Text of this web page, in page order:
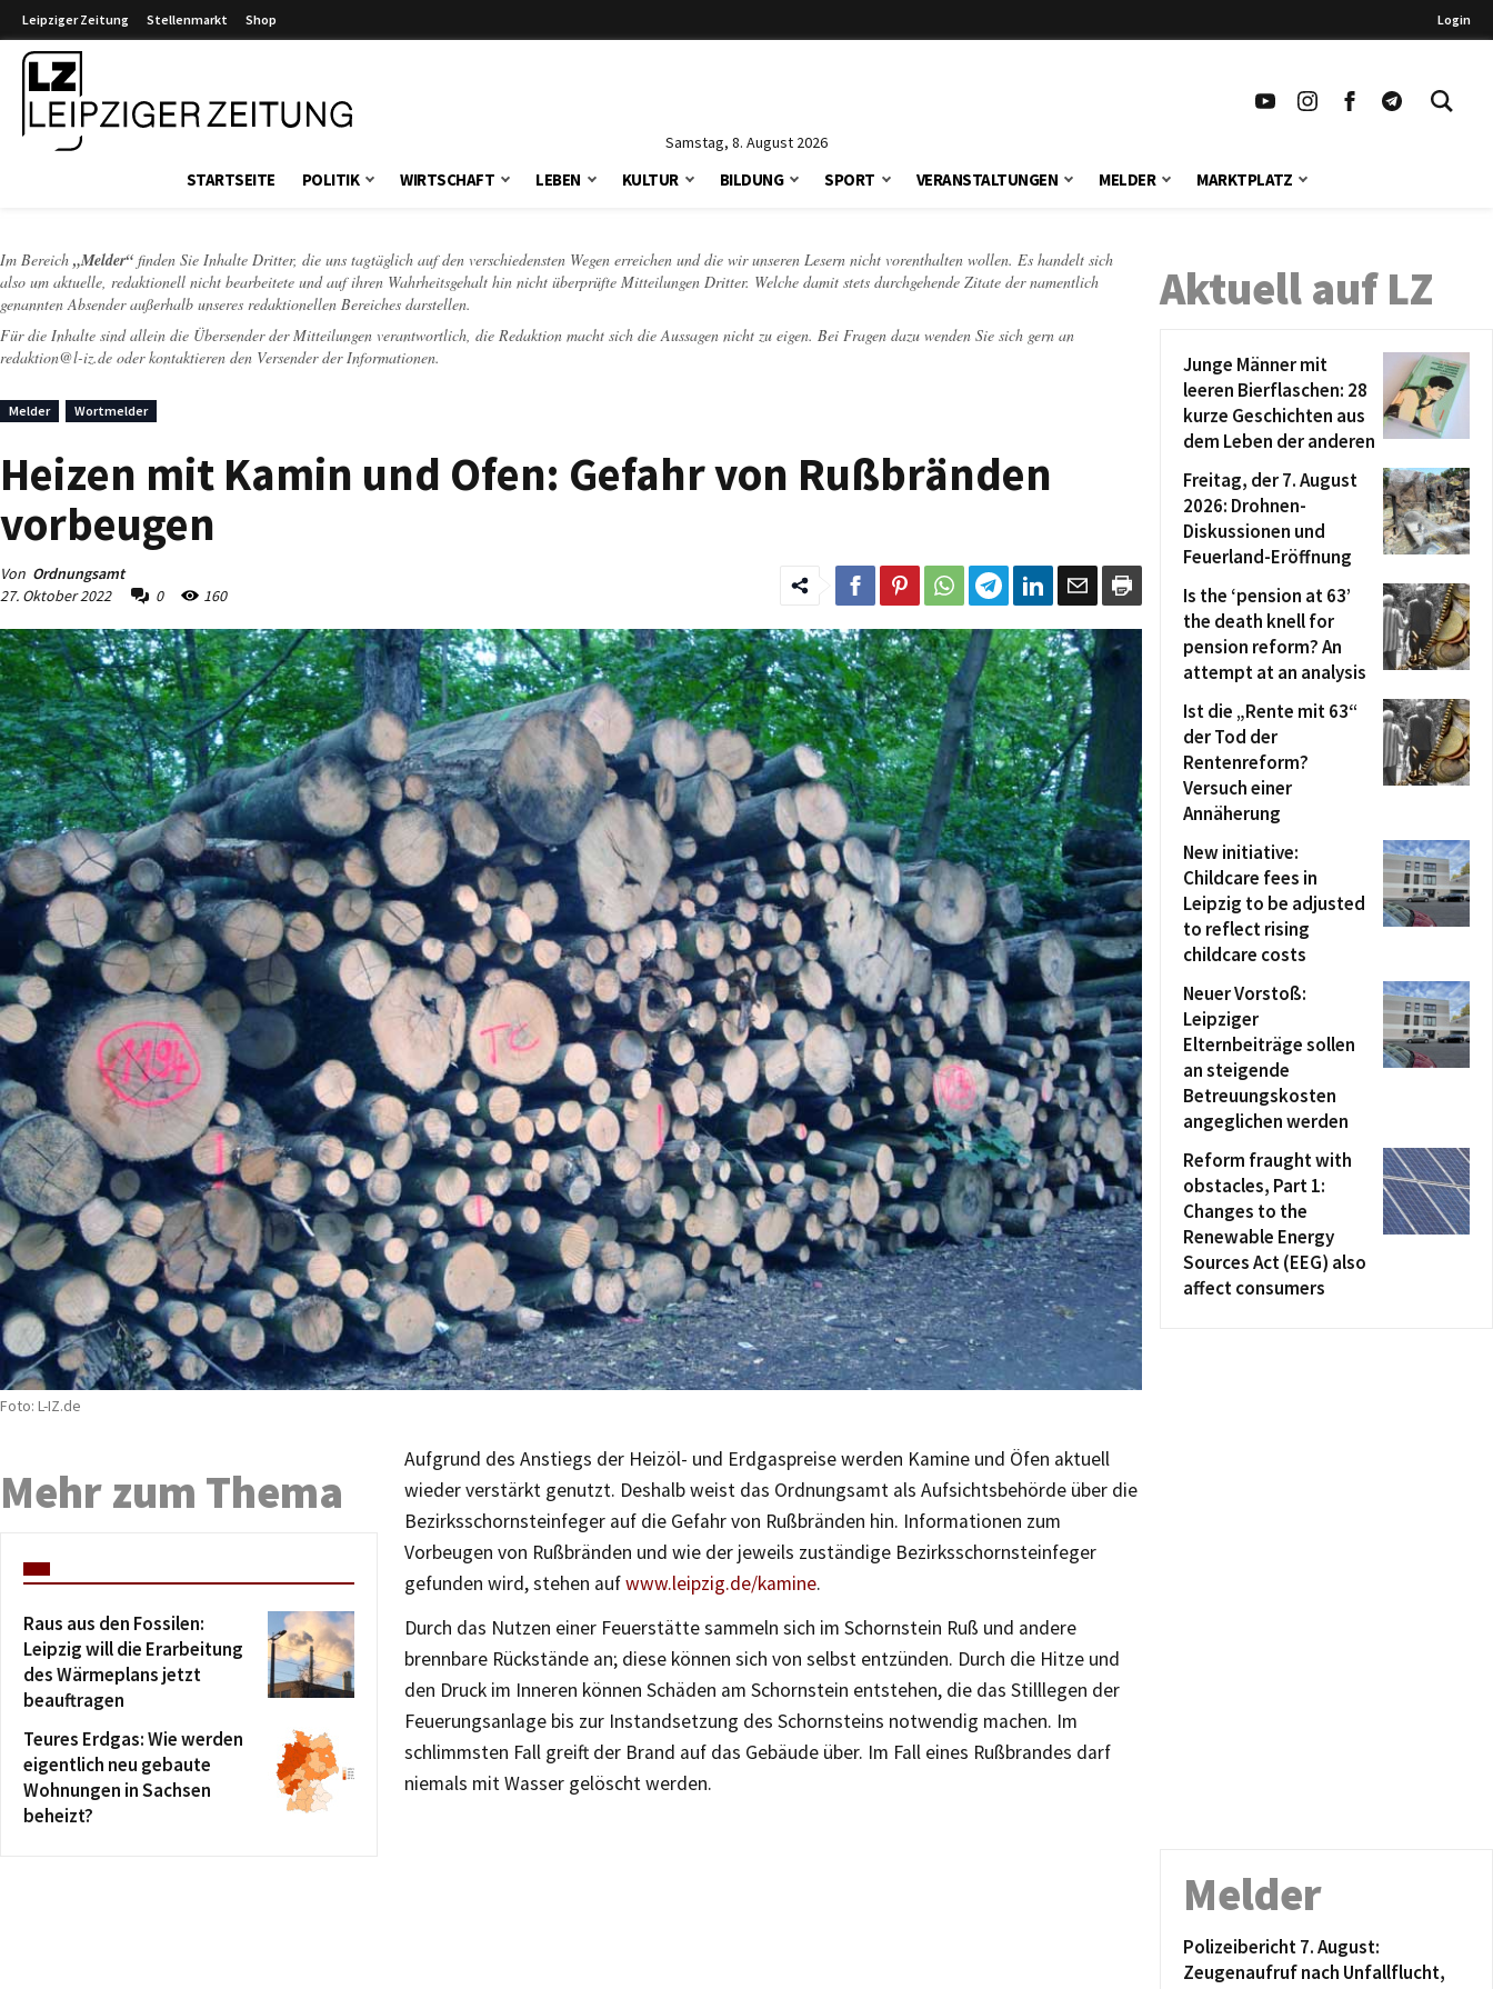
Leipziger Zeitung Stellenmarkt Shop Login
Samstag, 8. August 2026
STARTSEITE POLITIK WIRTSCHAFT LEBEN KULTUR BILDUNG SPORT VERANSTALTUNGEN MELDER MARKTPLATZ
Im Bereich „Melder“ finden Sie Inhalte Dritter, die uns tagtäglich auf den verschiedensten Wegen erreichen und die wir unseren Lesern nicht vorenthalten wollen. Es handelt sich
also um aktuelle, redaktionell nicht bearbeitete und auf ihren Wahrheitsgehalt hin nicht überprüfte Mitteilungen Dritter. Welche damit stets durchgehende Zitate der namentlich
genannten Absender außerhalb unseres redaktionellen Bereiches darstellen.
Für die Inhalte sind allein die Übersender der Mitteilungen verantwortlich, die Redaktion macht sich die Aussagen nicht zu eigen. Bei Fragen dazu wenden Sie sich gern an
redaktion@l-iz.de oder kontaktieren den Versender der Informationen.
Melder Wortmelder
Heizen mit Kamin und Ofen: Gefahr von Rußbränden
vorbeugen
Von Ordnungsamt
27. Oktober 2022
0 160
Foto: L-IZ.de
Aufgrund des Anstiegs der Heizöl- und Erdgaspreise werden Kamine und Öfen aktuell
wieder verstärkt genutzt. Deshalb weist das Ordnungsamt als Aufsichtsbehörde über die
Bezirksschornsteinfeger auf die Gefahr von Rußbränden hin. Informationen zum
Vorbeugen von Rußbränden und wie der jeweils zuständige Bezirksschornsteinfeger
gefunden wird, stehen aufwww.leipzig.de/kamine.
Durch das Nutzen einer Feuerstätte sammeln sich im Schornstein Ruß und andere
brennbare Rückstände an; diese können sich von selbst entzünden. Durch die Hitze und
den Druck im Inneren können Schäden am Schornstein entstehen, die das Stilllegen der
Feuerungsanlage bis zur Instandsetzung des Schornsteins notwendig machen. Im
schlimmsten Fall greift der Brand auf das Gebäude über. Im Fall eines Rußbrandes darf
niemals mit Wasser gelöscht werden.
Mehr zum Thema
Raus aus den Fossilen:
Leipzig will die Erarbeitung
des Wärmeplans jetzt
beauftragen
Teures Erdgas: Wie werden
eigentlich neu gebaute
Wohnungen in Sachsen
beheizt?
Aktuell auf LZ
Junge Männer mit
leeren Bierflaschen: 28
kurze Geschichten aus
dem Leben der anderen
Freitag, der 7. August
2026: Drohnen-
Diskussionen und
Feuerland-Eröffnung
Is the ‘pension at 63’
the death knell for
pension reform? An
attempt at an analysis
Ist die „Rente mit 63“
der Tod der
Rentenreform?
Versuch einer
Annäherung
New initiative:
Childcare fees in
Leipzig to be adjusted
to reflect rising
childcare costs
Neuer Vorstoß:
Leipziger
Elternbeiträge sollen
an steigende
Betreuungskosten
angeglichen werden
Reform fraught with
obstacles, Part 1:
Changes to the
Renewable Energy
Sources Act (EEG) also
affect consumers
Melder
Polizeibericht 7. August:
Zeugenaufruf nach Unfallflucht,